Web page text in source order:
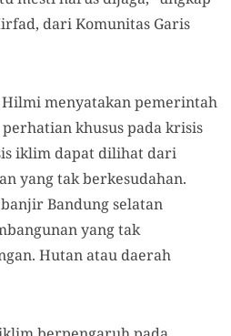
dari Komunitas Garis
menyatakan pemerintah
khusus pada krisis
iklim dapat dilihat dari
yang tak berkesudahan.
Bandung selatan
yang tak
Hutan atau daerah